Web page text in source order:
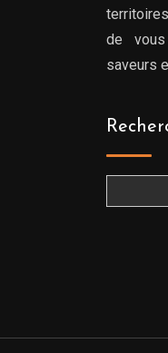
de
saveurs